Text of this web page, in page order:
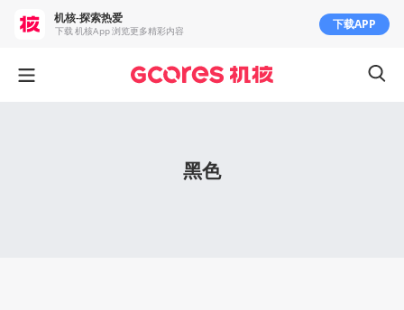
黑色
机核-探索热爱
下载 机核App 浏览更多精彩内容 下载APP